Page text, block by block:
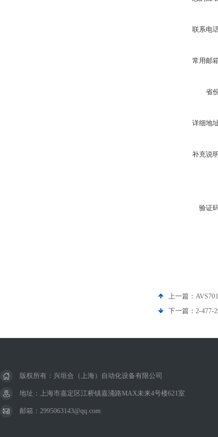
联系电
常用邮
省
详细地
补充说
验证
上一篇：
下一篇： 2-477-
版权所有：兴垣合（上海）自动化设备有限公司
地址：上海市嘉定区江桥镇嘉涌路MAX未来4号楼621室
邮箱：2995063143@qq.com